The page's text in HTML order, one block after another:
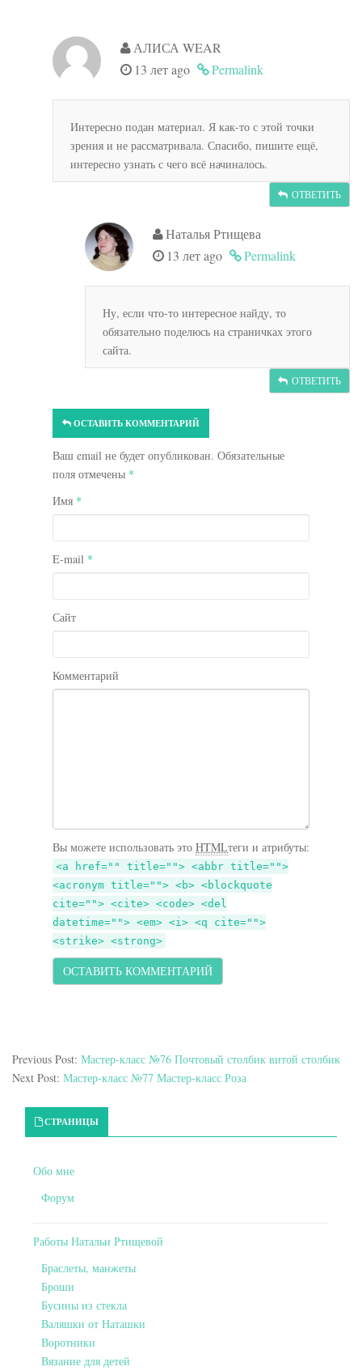
АЛИСА WEAR
13 лет ago
Permalink
Интересно подан материал. Я как-то с этой точки
зрения и не рассматривала. Спасибо, пишите ещё,
интересно узнать с чего всё начиналось.
ОТВЕТИТЬ
Наталья Ртищева
13 лет ago
Permalink
Ну, если что-то интересное найду, то
обязательно поделюсь на страничках этого
сайта.
ОТВЕТИТЬ
ОСТАВИТЬ КОММЕНТАРИЙ
Ваш email не будет опубликован. Обязательные
поля отмечены *
Имя *
E-mail *
Сайт
Комментарий
Вы можете использовать это HTMLтеги и атрибуты:
<a href="" title=""> <abbr title="">
<acronym title=""> <b> <blockquote
cite=""> <cite> <code> <del
datetime=""> <em> <i> <q cite="">
<strike> <strong>
Previous Post: Мастер-класс №76 Почтовый столбик витой столбик
Next Post: Мастер-класс №77 Мастер-класс Роза
Primary Sidebar
СТРАНИЦЫ
Обо мне
Форум
Работы Натальи Ртищевой
Браслеты, манжеты
Броши
Бусины из стекла
Валяшки от Наташки
Воротники
Вязание для детей